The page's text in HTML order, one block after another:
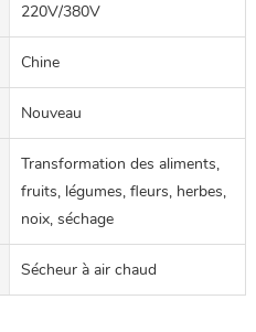
220V/380V
Chine
Nouveau
Transformation des aliments,
fruits, légumes, fleurs, herbes,
noix, séchage
Sécheur à air chaud